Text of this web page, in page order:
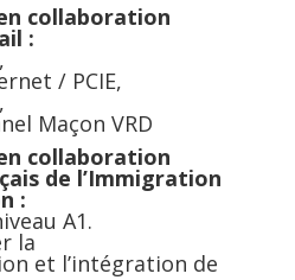
collaboration
:
/ PCIE,
Maçon VRD
collaboration
de l’Immigration
:
A1.
la
et l’intégration de